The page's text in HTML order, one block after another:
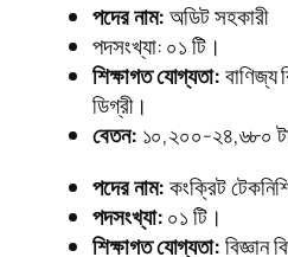
পদের নাম:অডিট সহকারী
পদসংখ্যা: ০১ টি।
শিক্ষাগত যোগ্যতা:বাণিজ্য
ডিগ্রী।
বেতন: ১০,২০০-২৪,৬৮০
পদের নাম:কংক্রিট
পদসংখ্যা:০১ টি।
শিক্ষাগত যোগ্যতা:বিজ্ঞান